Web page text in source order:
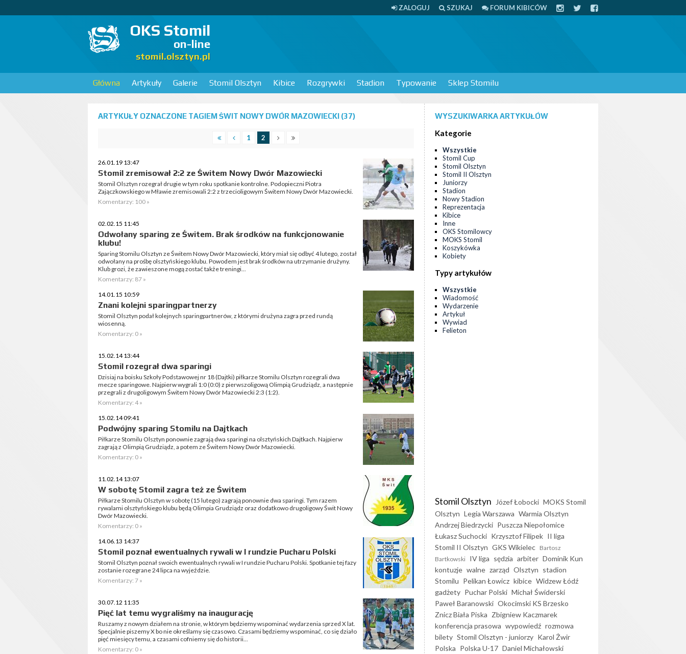
ZALOGUJ SZUKAJ FORUM KIBICÓW
OKS Stomil
on-line
stomil.olsztyn.pl
Główna Artykuły Galerie Stomil Olsztyn Kibice Rozgrywki Stadion Typowanie Sklep Stomilu
ARTYKUŁY OZNACZONE TAGIEM ŚWIT NOWY DWÓR MAZOWIECKI (37)
1 2
26.01.19 13:47
Stomil zremisował 2:2 ze Świtem Nowy Dwór Mazowiecki
Stomil Olsztyn rozegrał drugie w tym roku spotkanie kontrolne. Podopieczni Piotra
Zajączkowskiego w Mławie zremisowali 2:2 z trzecioligowym Świtem Nowy Dwór Mazowiecki.
Komentarzy: 100 »
02.02.15 11:45
Odwołany sparing ze Świtem. Brak środków na funkcjonowanie
klubu!
Sparing Stomilu Olsztyn ze Świtem Nowy Dwór Mazowiecki, który miał się odbyć 4 lutego, został
odwołany na prośbę olsztyńskiego klubu. Powodem jest brak środków na utrzymanie drużyny.
Klub grozi, że zawieszone mogą zostać także treningi...
Komentarzy: 87 »
14.01.15 10:59
Znani kolejni sparingpartnerzy
Stomil Olsztyn podał kolejnych sparingpartnerów, z którymi drużyna zagra przed rundą
wiosenną.
Komentarzy: 0 »
15.02.14 13:44
Stomil rozegrał dwa sparingi
Dzisiaj na boisku Szkoły Podstawowej nr 18 (Dajtki) piłkarze Stomilu Olsztyn rozegrali dwa
mecze sparingowe. Najpierw wygrali 1:0 (0:0) z pierwszoligową Olimpią Grudziądz, a następnie
przegrali z drugoligowym Świtem Nowy Dwór Mazowiecki 2:3 (1:2).
Komentarzy: 4 »
15.02.14 09:41
Podwójny sparing Stomilu na Dajtkach
Piłkarze Stomilu Olsztyn ponownie zagrają dwa sparingi na olsztyńskich Dajtkach. Najpierw
zagrają z Olimpią Grudziądz, a potem ze Świtem Nowy Dwór Mazowiecki.
Komentarzy: 0 »
11.02.14 13:07
W sobotę Stomil zagra też ze Świtem
Piłkarze Stomilu Olsztyn w sobotę (15 lutego) zagrają ponownie dwa sparingi. Tym razem
rywalami olsztyńskiego klubu będą Olimpia Grudziądz oraz dodatkowo drugoligowy Świt Nowy
Dwór Mazowiecki.
Komentarzy: 0 »
14.06.13 14:37
Stomil poznał ewentualnych rywali w I rundzie Pucharu Polski
Stomil Olsztyn poznał swoich ewentualnych rywali w I rundzie Pucharu Polski. Spotkanie tej fazy
zostanie rozegrane 24 lipca na wyjeździe.
Komentarzy: 7 »
30.07.12 11:35
Pięć lat temu wygraliśmy na inaugurację
Ruszamy z nowym działem na stronie, w którym będziemy wspominać wydarzenia sprzed X lat.
Specjalnie piszemy X bo nie określamy się czasowo. Czasami będziemy wspominać, co się działo
pięć miesięcy temu, a czasami cofniemy się do historii...
Komentarzy: 0 »
WYSZUKIWARKA ARTYKUŁÓW
Kategorie
Wszystkie
Stomil Cup
Stomil Olsztyn
Stomil II Olsztyn
Juniorzy
Stadion
Nowy Stadion
Reprezentacja
Kibice
Inne
OKS Stomilowcy
MOKS Stomil
Koszykówka
Kobiety
Typy artykułów
Wszystkie
Wiadomość
Wydarzenie
Artykuł
Wywiad
Felieton
Stomil Olsztyn Józef Łobocki MOKS Stomil
Olsztyn Legia Warszawa Warmia Olsztyn
Andrzej Biedrzycki Puszcza Niepołomice
Łukasz Suchocki Krzysztof Filipek II liga
Stomil II Olsztyn GKS Wikielec Bartosz
Bartkowski IV liga sędzia arbiter Dominik Kun
kontuzje walne zarząd Olsztyn stadion
Stomilu Pelikan Łowicz kibice Widzew Łódź
gadżety Puchar Polski Michał Świderski
Paweł Baranowski Okocimski KS Brzesko
Znicz Biała Piska Zbigniew Kaczmarek
konferencja prasowa wypowiedź rozmowa
bilety Stomil Olsztyn - juniorzy Karol Żwir
Polska Polska U-17 Daniel Michałowski